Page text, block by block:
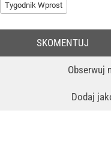
Tygodnik Wprost
Obserwuj
Dodaj
SKOMENTUJ